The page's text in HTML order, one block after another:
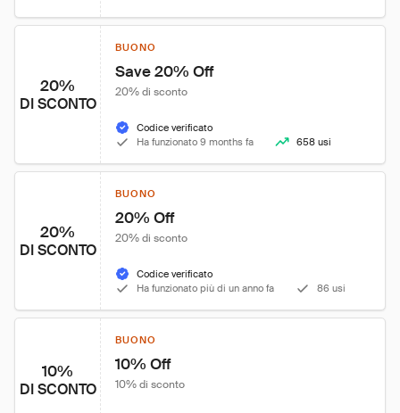
20%
DI SCONTO
BUONO
Save 20% Off
20% di sconto
Codice verificato
Ha funzionato 9 months fa
658 usi
20%
DI SCONTO
BUONO
20% Off
20% di sconto
Codice verificato
Ha funzionato più di un anno fa
86 usi
10%
DI SCONTO
BUONO
10% Off
10% di sconto